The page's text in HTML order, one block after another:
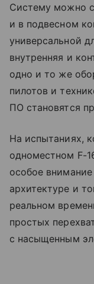
Систему можно
и в подвесном
универсальной
внутренняя и
одно и то же
пилотов и
ПО становятся
На испытаниях,
одноместном F-
особое
архитектуре и
реальном
простых
с насыщенным